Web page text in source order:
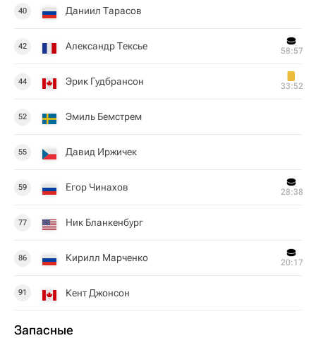
40 Даниил Тарасов
42 Александр Тексье 58:57
44 Эрик Гудбрансон 33:52
52 Эмиль Бемстрем
55 Давид Иржичек
59 Егор Чинахов 28:38
77 Ник Бланкенбург
86 Кирилл Марченко 20:17
91 Кент Джонсон
Запасные